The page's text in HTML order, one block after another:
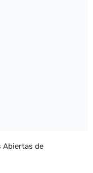
Abiertas de